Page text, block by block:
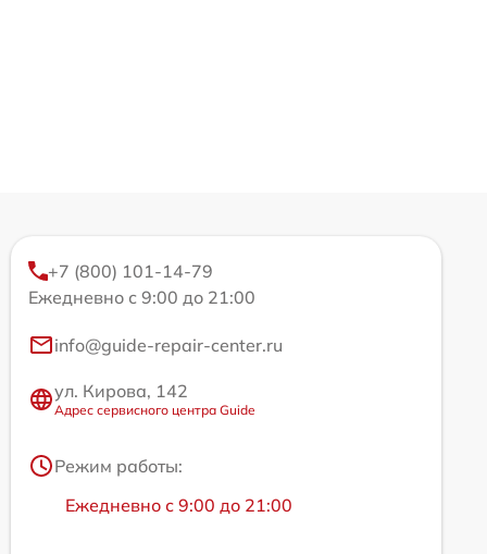
+7 (800) 101-14-79
Ежедневно с 9:00 до 21:00
info@guide-repair-center.ru
ул. Кирова, 142
Адрес сервисного центра Guide
Режим работы:
Ежедневно с 9:00 до 21:00